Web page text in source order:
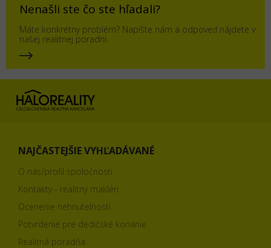
Nenašli ste čo ste hľadali?
Máte konkrétny problém? Napíšte nám a odpoveď nájdete v
našej realitnej poradni.
NAJČASTEJŠIE VYHĽADÁVANÉ
O nás/profil spoločnosti
Kontakty - realitný makléri
Ocenenie nehnuteľnosti
Potvrdenie pre dedičské konanie
Realitná poradňa